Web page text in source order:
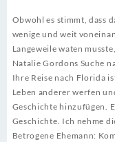
Obwohl es stimmt, dass
wenige und weit
Langeweile waten
Natalie Gordons Suche
Ihre Reise nach Florida
Leben anderer werfen
Geschichte hinzufügen.
Geschichte. Ich nehme
Betrogene Ehemann: